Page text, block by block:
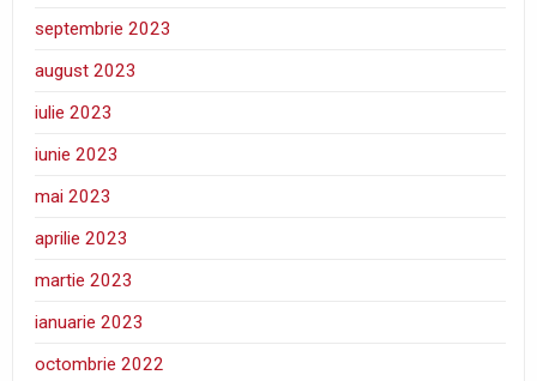
septembrie 2023
august 2023
iulie 2023
iunie 2023
mai 2023
aprilie 2023
martie 2023
ianuarie 2023
octombrie 2022